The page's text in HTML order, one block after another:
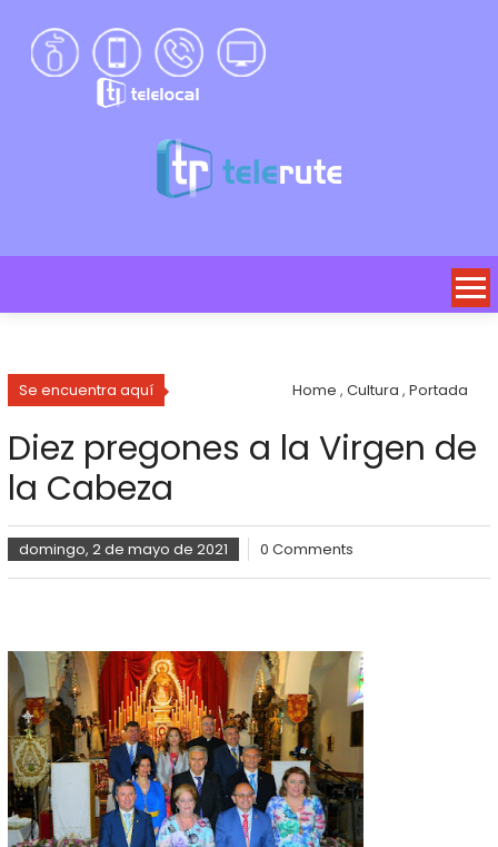
Se encuentra aquí Home ,Cultura ,Portada
Diez pregones a la Virgen de
la Cabeza
domingo, 2 de mayo de 2021 0 Comments